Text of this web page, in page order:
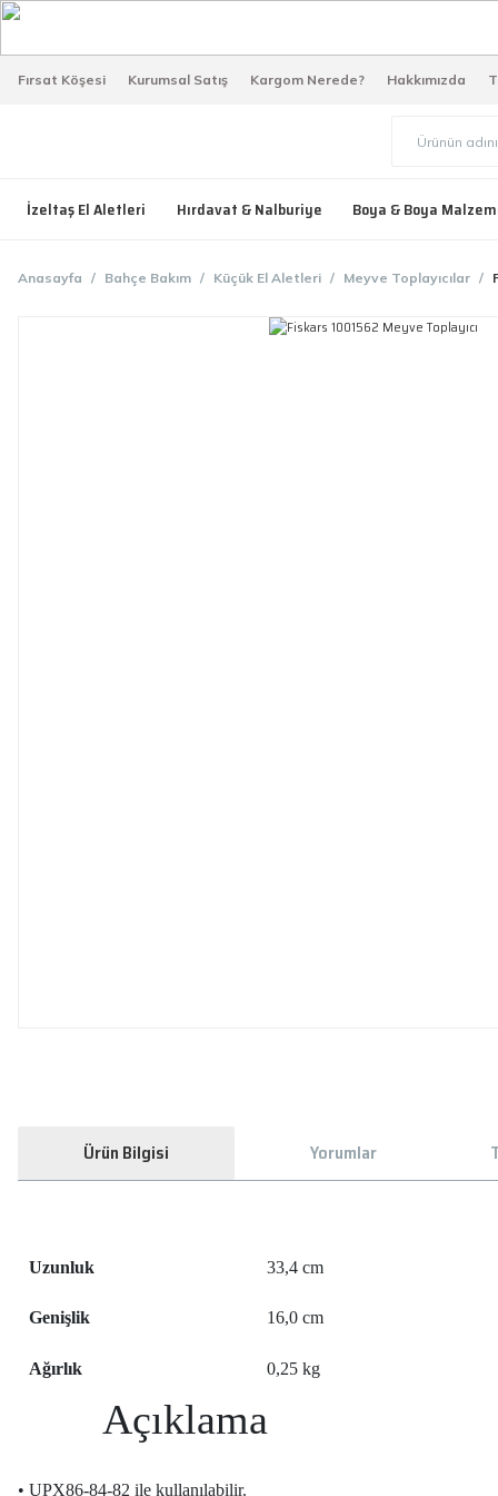
Fırsat Köşesi Kurumsal Satış Kargom Nerede? Hakkımızda
İzeltaş El Aletleri Hırdavat & Nalburiye Boya & Boya
Anasayfa Bahçe Bakım Küçük El Aletleri Meyve Toplayıcılar
Ürün Bilgisi Yorumlar
Uzunluk 33,4 cm
Genişlik 16,0 cm
Ağırlık 0,25 kg
Açıklama
• UPX86-84-82 ile kullanılabilir.